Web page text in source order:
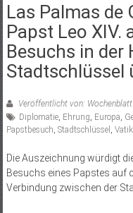
Las Palmas de
Papst Leo XIV.
Besuchs in der
Stadtschlüssel
Veröffentlicht von: Wochenblatt
Diplomatie, Ehrung, Europa,
Papstbesuch, Stadtschlüssel ,
Die Auszeichnung würdigt
Besuchs eines Papstes auf
Verbindung zwischen der